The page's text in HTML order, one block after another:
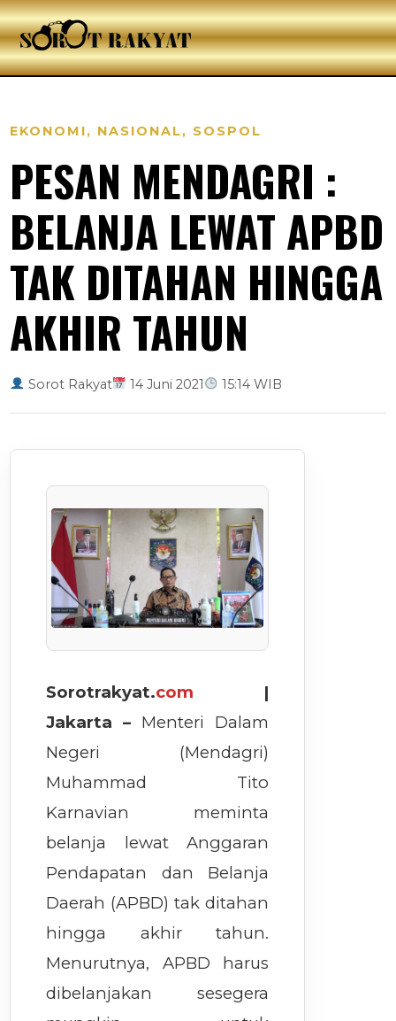
EKONOMI, NASIONAL, SOSPOL
PESAN MENDAGRI :
BELANJA LEWAT APBD
TAK DITAHAN HINGGA
AKHIR TAHUN
Sorot Rakyat 14 Juni 2021 15:14 WIB
Sorotrakyat.com |
Jakarta – Menteri Dalam
Negeri (Mendagri)
Muhammad Tito
Karnavian meminta
belanja lewat Anggaran
Pendapatan dan Belanja
Daerah (APBD) tak ditahan
hingga akhir tahun.
Menurutnya, APBD harus
dibelanjakan sesegera